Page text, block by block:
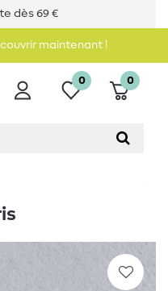
dès 69 €
maintenant !
0 0